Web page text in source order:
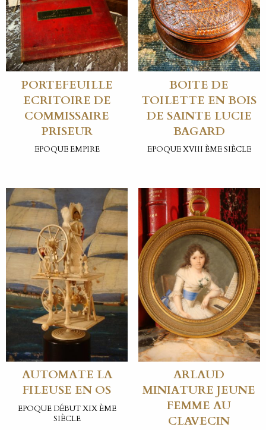
PORTEFEUILLE
ECRITOIRE DE
COMMISSAIRE
PRISEUR
EPOQUE EMPIRE
BOITE DE
TOILETTE EN BOIS
DE SAINTE LUCIE
BAGARD
EPOQUE XVIII ÈME SIÈCLE
AUTOMATE LA
FILEUSE EN OS
EPOQUE DÉBUT XIX ÈME
SIÈCLE
ARLAUD
MINIATURE JEUNE
FEMME AU
CLAVECIN